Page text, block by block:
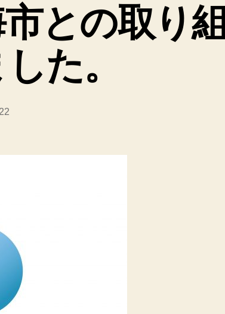
との取り組
た。